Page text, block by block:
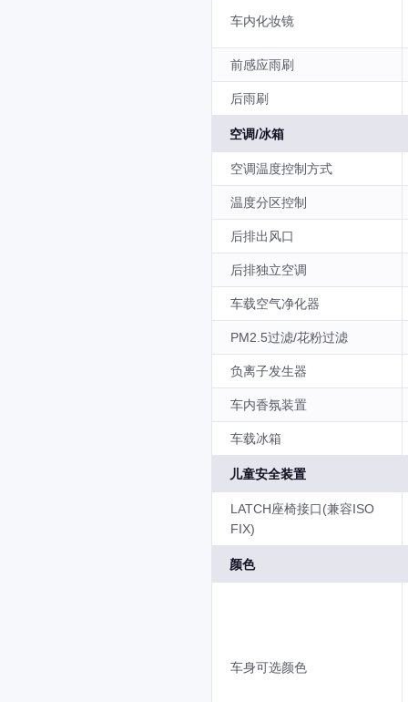
车内化妆镜
前感应雨刷
后雨刷
空调/冰箱
空调温度控制方式
温度分区控制
后排出风口
后排独立空调
车载空气净化器
PM2.5过滤/花粉过滤
负离子发生器
车内香氛装置
车载冰箱
儿童安全装置
LATCH座椅接口(兼容ISO
FIX)
颜色
车身可选颜色